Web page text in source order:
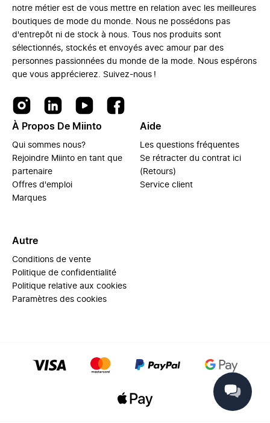
notre métier est de vous mettre en relation avec les meilleures
boutiques de mode du monde. Nous ne possédons pas
d'entrepôt ni de stock à nous. Tous nos produits sont
sélectionnés, stockés et envoyés avec amour par des
personnes passionnées du monde de la mode. Nous espérons
que vous apprécierez. Suivez-nous !
À Propos De Miinto
Qui sommes nous?
Rejoindre Miinto en tant que
partenaire
Offres d'emploi
Marques
Aide
Les questions fréquentes
Se rétracter du contrat ici
(Retours)
Service client
Autre
Conditions de vente
Politique de confidentialité
Politique relative aux cookies
Paramètres des cookies